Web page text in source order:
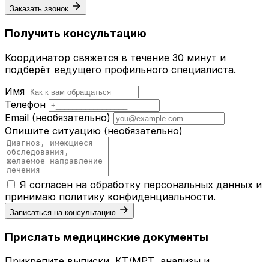
Заказать звонок
Получить консультацию
Координатор свяжется в течение 30 минут и
подберёт ведущего профильного специалиста.
Имя
Телефон
Email (необязательно)
Опишите ситуацию (необязательно)
Я согласен на обработку персональных данных и
принимаю политику конфиденциальности.
Записаться на консультацию
Прислать медицинские документы